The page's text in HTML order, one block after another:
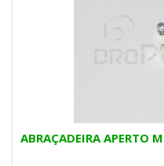
ABRAÇADEIRA APERTO